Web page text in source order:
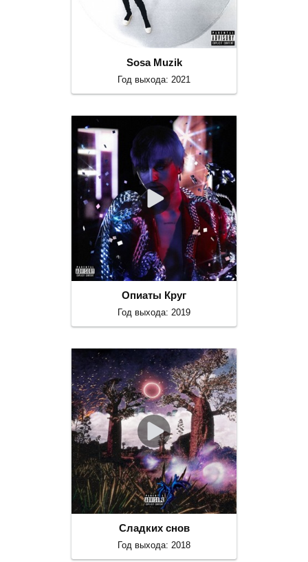
Sosa Muzik
Год выхода: 2021
Опиаты Круг
Год выхода: 2019
Сладких снов
Год выхода: 2018